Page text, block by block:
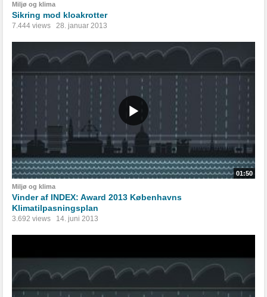
Miljø og klima
Sikring mod kloakrotter
7.444 views 28. januar 2013
01:50
Miljø og klima
Vinder af INDEX: Award 2013 Københavns
Klimatilpasningsplan
3.692 views 14. juni 2013